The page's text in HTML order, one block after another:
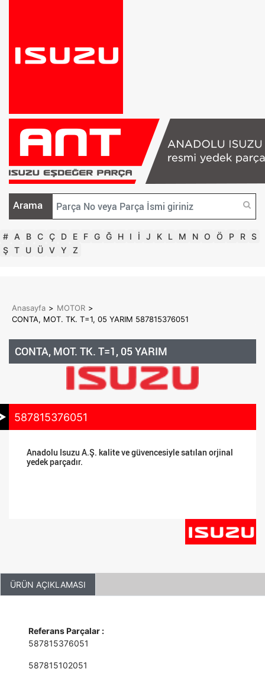
Arama
# A B C Ç D E F G Ğ H I İ J K L M N O Ö P R S
Ş T U Ü V Y Z
Anasayfa > MOTOR >
CONTA, MOT. TK. T=1, 05 YARIM 587815376051
CONTA, MOT. TK. T=1, 05 YARIM
587815376051
Anadolu Isuzu A.Ş. kalite ve güvencesiyle satılan orjinal
yedek parçadır.
ÜRÜN AÇIKLAMASI
Referans Parçalar :
587815376051
587815102051